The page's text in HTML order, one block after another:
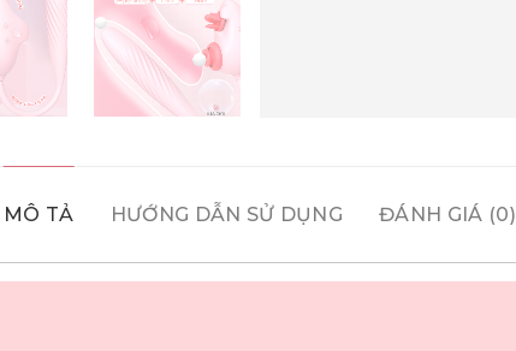
MÔ TẢ HƯỚNG DẪN SỬ DỤNG ĐÁNH GIÁ (0)